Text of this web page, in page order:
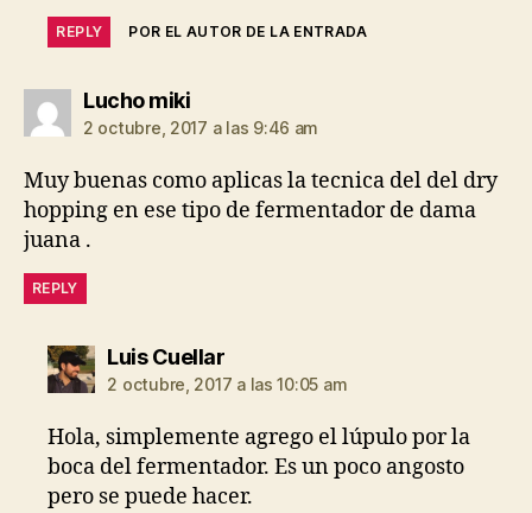
REPLY POR EL AUTOR DE LA ENTRADA
Lucho mikidice:
2 octubre, 2017 a las 9:46 am
Muy buenas como aplicas la tecnica del del dry
hopping en ese tipo de fermentador de dama
juana .
REPLY
Luis Cuellardice:
2 octubre, 2017 a las 10:05 am
Hola, simplemente agrego el lúpulo por la
boca del fermentador. Es un poco angosto
pero se puede hacer.